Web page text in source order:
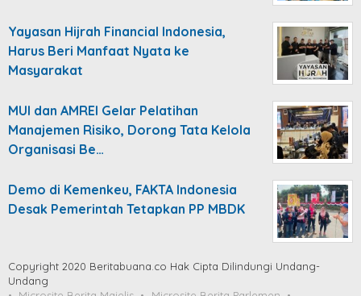
Yayasan Hijrah Financial Indonesia,
Harus Beri Manfaat Nyata ke
Masyarakat
MUI dan AMREI Gelar Pelatihan
Manajemen Risiko, Dorong Tata Kelola
Organisasi Be…
Demo di Kemenkeu, FAKTA Indonesia
Desak Pemerintah Tetapkan PP MBDK
Copyright 2020 Beritabuana.co Hak Cipta Dilindungi Undang-
Undang